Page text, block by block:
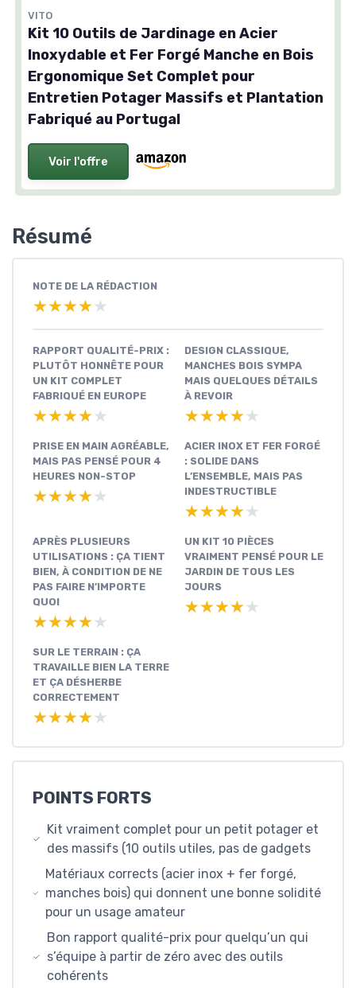
VITO
Kit 10 Outils de Jardinage en Acier
Inoxydable et Fer Forgé Manche en Bois
Ergonomique Set Complet pour
Entretien Potager Massifs et Plantation
Fabriqué au Portugal
Voir l'offre
Résumé
NOTE DE LA RÉDACTION
★★★★★
★★★★★
RAPPORT QUALITÉ-PRIX :
PLUTÔT HONNÊTE POUR
UN KIT COMPLET
FABRIQUÉ EN EUROPE
★★★★★
★★★★★
DESIGN CLASSIQUE,
MANCHES BOIS SYMPA
MAIS QUELQUES DÉTAILS
À REVOIR
★★★★★
★★★★★
PRISE EN MAIN AGRÉABLE,
MAIS PAS PENSÉ POUR 4
HEURES NON-STOP
★★★★★
★★★★★
ACIER INOX ET FER FORGÉ
: SOLIDE DANS
L’ENSEMBLE, MAIS PAS
INDESTRUCTIBLE
★★★★★
★★★★★
APRÈS PLUSIEURS
UTILISATIONS : ÇA TIENT
BIEN, À CONDITION DE NE
PAS FAIRE N’IMPORTE
QUOI
★★★★★
★★★★★
UN KIT 10 PIÈCES
VRAIMENT PENSÉ POUR LE
JARDIN DE TOUS LES
JOURS
★★★★★
★★★★★
SUR LE TERRAIN : ÇA
TRAVAILLE BIEN LA TERRE
ET ÇA DÉSHERBE
CORRECTEMENT
★★★★★
★★★★★
POINTS FORTS
Kit vraiment complet pour un petit potager et
des massifs (10 outils utiles, pas de gadgets
Matériaux corrects (acier inox + fer forgé,
manches bois) qui donnent une bonne solidité
pour un usage amateur
Bon rapport qualité-prix pour quelqu’un qui
s’équipe à partir de zéro avec des outils
cohérents